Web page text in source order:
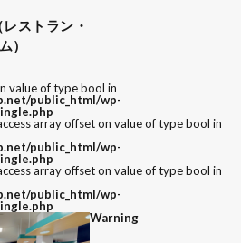
ストラン・
）
value of type bool in
public_html/wp-
array offset on value of type bool in
public_html/wp-
array offset on value of type bool in
public_html/wp-
Warning